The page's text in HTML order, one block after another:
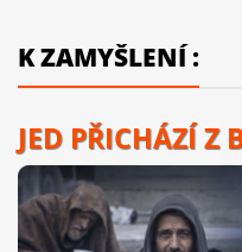
K ZAMYŠLENÍ :
JED PŘICHÁZÍ Z